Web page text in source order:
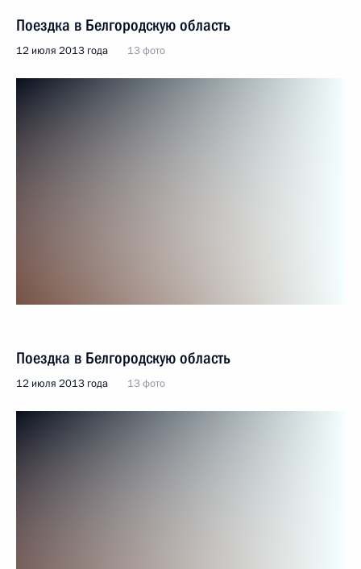
Поездка в Белгородскую область
12 июля 2013 года 13 фото
Поездка в Белгородскую область
12 июля 2013 года 13 фото